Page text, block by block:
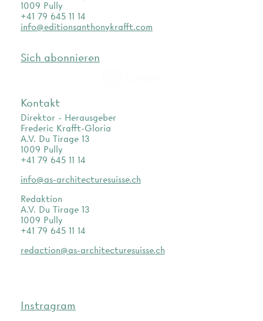
1009 Pully
+41 79 645 11 14
info@editionsanthonykrafft.com
Sich abonnieren
Kontakt
Direktor - Herausgeber
Frederic Krafft-Gloria
A.V. Du Tirage 13
1009 Pully
+41 79 645 11 14
info@as-architecturesuisse.ch
Redaktion
A.V. Du Tirage 13
1009 Pully
+41 79 645 11 14
redaction@as-architecturesuisse.ch
Instragram